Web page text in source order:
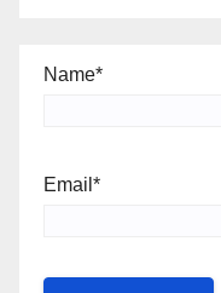
Name*
Email*